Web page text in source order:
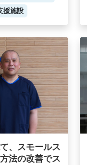
援施設
、スモールス
法の改善でス